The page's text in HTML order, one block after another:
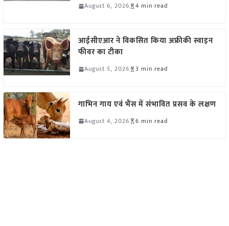
August 6, 2026 4 min read
आईसीएआर ने विकसित किया अफ्रीकी स्वाइन
फीवर का टीका
August 5, 2026 3 min read
गाभिन गाय एवं भैंस में संभावित प्रसव के लक्षण
August 4, 2026 6 min read